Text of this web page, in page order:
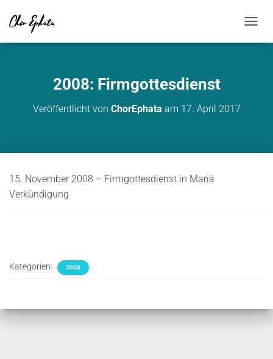
2008: Firmgottesdienst
Veröffentlicht von ChorEphata am 17. April 2017
15. November 2008 – Firmgottesdienst in Mariä
Verkündigung
Kategorien: 2008